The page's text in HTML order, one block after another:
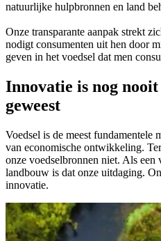
natuurlijke hulpbronnen en land
Onze transparante aanpak strekt
nodigt consumenten uit hen door
geven in het voedsel dat men
Innovatie is nog
geweest
Voedsel is de meest fundamentele
van economische ontwikkeling.
onze voedselbronnen niet. Als
landbouw is dat onze uitdaging.
innovatie.